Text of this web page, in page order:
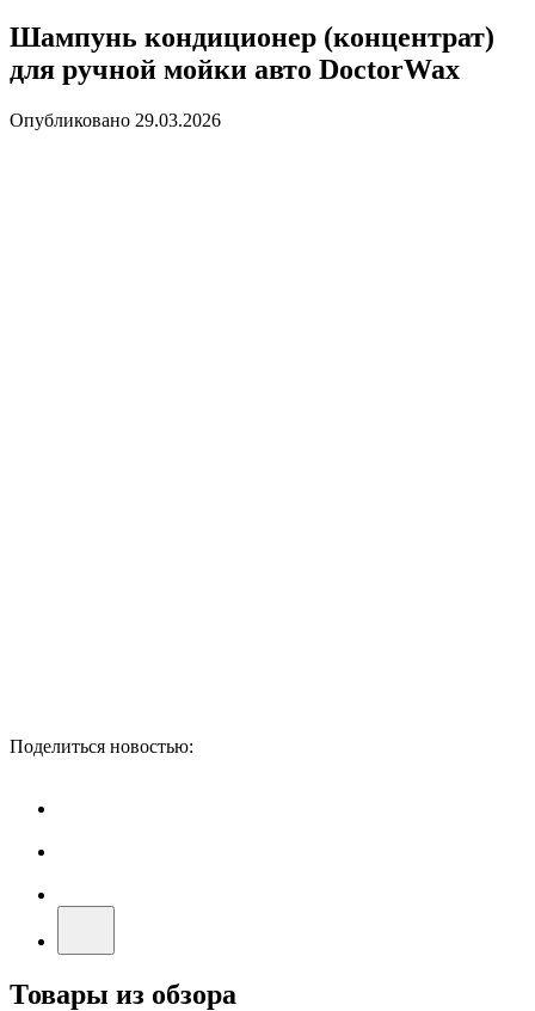
Шампунь кондиционер (концентрат)
для ручной мойки авто DoctorWax
Опубликовано 29.03.2026
Поделиться новостью:
Товары из обзора